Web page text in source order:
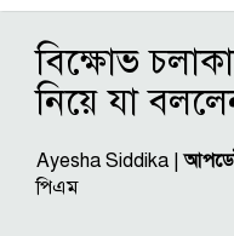
বিক্ষোভ
নিয়ে যা
Ayesha Siddika |
পিএম